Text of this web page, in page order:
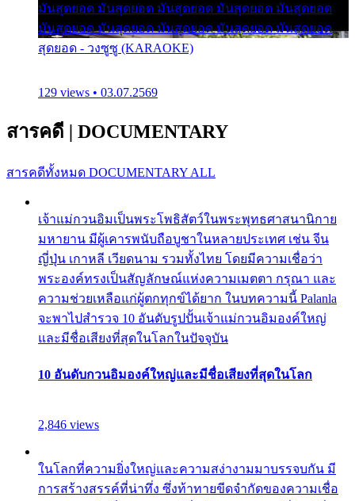
มันสุดยอด มันสุดยอด มันสุดยอด มันสุดยอด มันสุดยอด
มันสุดยอด มันสุดยอด มันสุดยอด มันสุดยอด มันสุดยอด
สุดยอด - วงซูซู (KARAOKE)
129 views • 03.07.2569
สารคดี | DOCUMENTARY
สารคดีทั้งหมด DOCUMENTARY ALL
เจ้าแม่กวนอิมเป็นพระโพธิสัตว์ในพระพุทธศาสนานิกาย
มหายาน มีผู้เคารพนับถือบูชาในหลายประเทศ เช่น จีน
ญี่ปุ่น เกาหลี เวียดนาม รวมทั้งไทย โดยมีความเชื่อว่า
พระองค์ทรงเป็นสัญลักษณ์แห่งความเมตตา กรุณา และ
ความช่วยเหลือแก่ผู้ตกทุกข์ได้ยาก ในบทความนี้ Palanla
จะพาไปสำรวจ 10 อันดับรูปปั้นเจ้าแม่กวนอิมองค์ใหญ่
และมีชื่อเสียงที่สุดในโลกในปัจจุบัน
10 อันดับกวนอิมองค์ใหญ่และมีชื่อเสียงที่สุดในโลก
2,846 views
ในโลกที่ความยิ่งใหญ่และความสง่างามมาบรรจบกัน มี
การสร้างสรรค์ที่น่าทึ่ง ซึ่งท้าทายขีดจำกัดของความเชื่อ